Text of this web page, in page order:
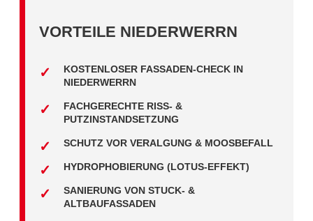
VORTEILE NIEDERWERRN
KOSTENLOSER FASSADEN-CHECK IN
NIEDERWERRN
FACHGERECHTE RISS- &
PUTZINSTANDSETZUNG
SCHUTZ VOR VERALGUNG & MOOSBEFALL
HYDROPHOBIERUNG (LOTUS-EFFEKT)
SANIERUNG VON STUCK- &
ALTBAUFASSADEN